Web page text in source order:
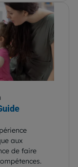
aux
de faire